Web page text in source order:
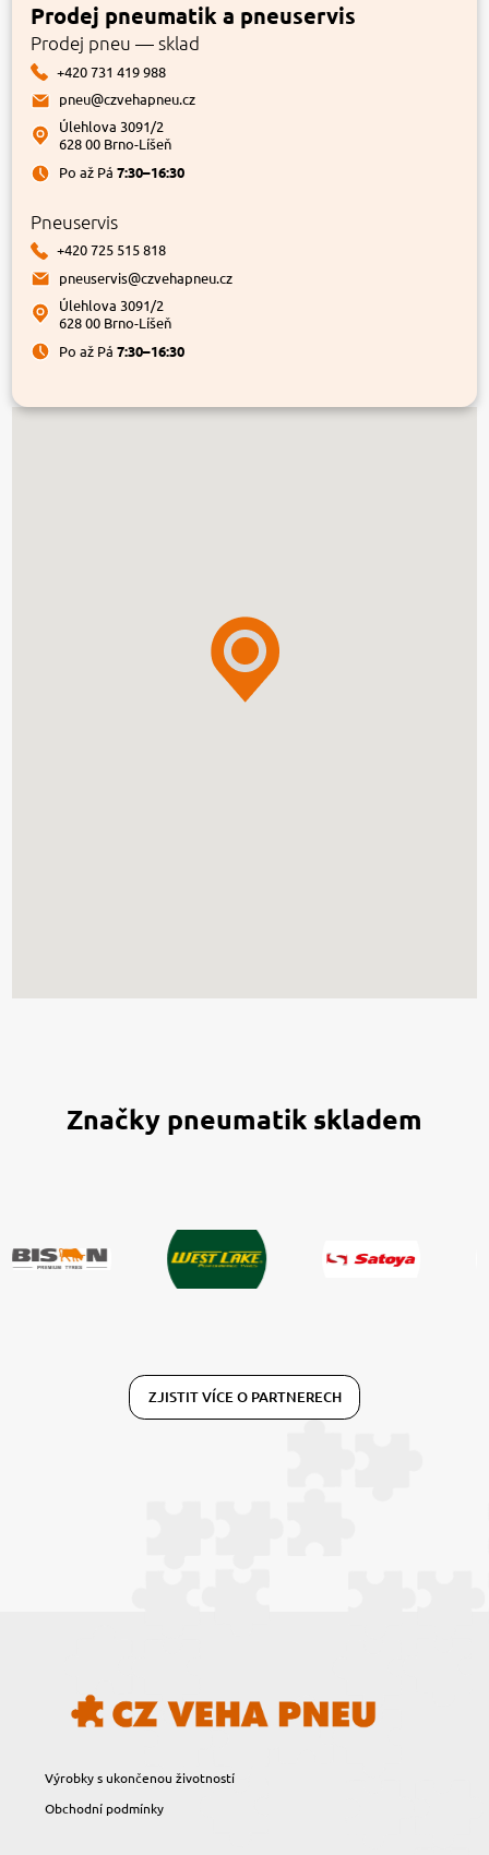
Prodej pneumatik a pneuservis
Prodej pneu — sklad
+420 731 419 988
pneu@czvehapneu.cz
Úlehlova 3091/2
628 00 Brno-Líšeň
Po až Pá7:30–16:30
Pneuservis
+420 725 515 818
pneuservis@czvehapneu.cz
Úlehlova 3091/2
628 00 Brno-Líšeň
Po až Pá7:30–16:30
Značky pneumatik skladem
ZJISTIT VÍCE O PARTNERECH
Výrobky s ukončenou životností
Obchodní podmínky